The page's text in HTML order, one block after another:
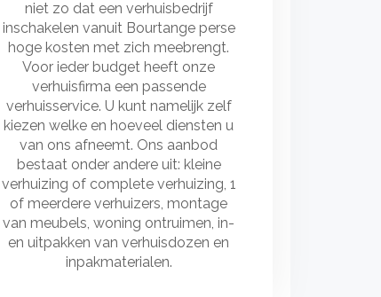
niet zo dat een verhuisbedrijf
inschakelen vanuit Bourtange perse
hoge kosten met zich meebrengt.
Voor ieder budget heeft onze
verhuisfirma een passende
verhuisservice. U kunt namelijk zelf
kiezen welke en hoeveel diensten u
van ons afneemt. Ons aanbod
bestaat onder andere uit: kleine
verhuizing of complete verhuizing, 1
of meerdere verhuizers, montage
van meubels, woning ontruimen, in-
en uitpakken van verhuisdozen en
inpakmaterialen.